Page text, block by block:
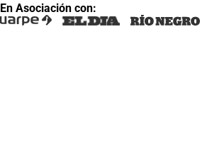
En Asociación con: